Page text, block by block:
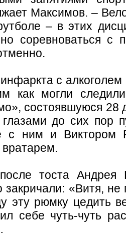
Максимов. –
– в этих
соревноваться
с
как могли
состоявшуюся 28
до сих пор
с ним и Виктором
тоста
закричали: «Витя,
эту рюмку цедить
себе чуть-чуть